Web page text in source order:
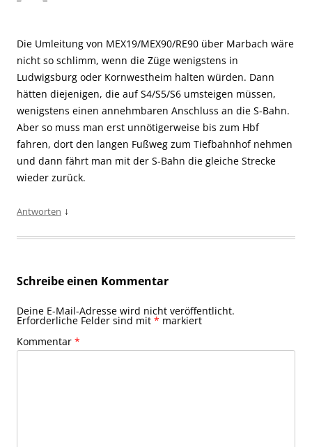
Die Umleitung von MEX19/MEX90/RE90 über Marbach wäre
nicht so schlimm, wenn die Züge wenigstens in
Ludwigsburg oder Kornwestheim halten würden. Dann
hätten diejenigen, die auf S4/S5/S6 umsteigen müssen,
wenigstens einen annehmbaren Anschluss an die S-Bahn.
Aber so muss man erst unnötigerweise bis zum Hbf
fahren, dort den langen Fußweg zum Tiefbahnhof nehmen
und dann fährt man mit der S-Bahn die gleiche Strecke
wieder zurück.
Antworten ↓
Schreibe einen Kommentar
Deine E-Mail-Adresse wird nicht veröffentlicht.
Erforderliche Felder sind mit * markiert
Kommentar *